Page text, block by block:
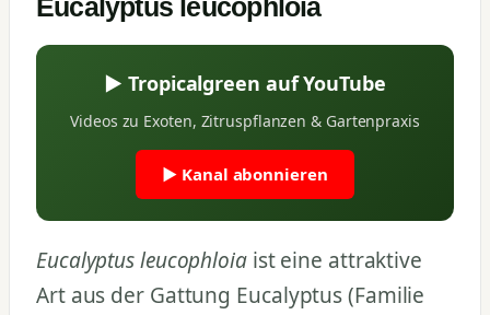
Eucalyptus leucophloia
▶ Tropicalgreen auf YouTube
Videos zu Exoten, Zitruspflanzen & Gartenpraxis
▶ Kanal abonnieren
Eucalyptus leucophloiaist eine attraktive
Art aus der Gattung Eucalyptus (Familie